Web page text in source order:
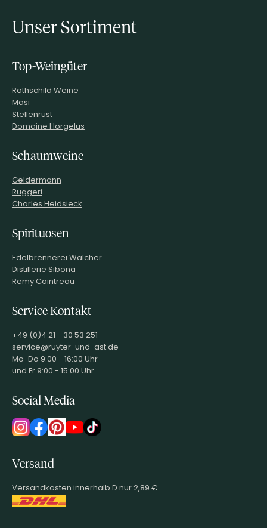
Unser Sortiment
Top-Weingüter
Rothschild Weine
Masi
Stellenrust
Domaine Horgelus
Schaumweine
Geldermann
Ruggeri
Charles Heidsieck
Spirituosen
Edelbrennerei Walcher
Distillerie Sibona
Remy Cointreau
Service Kontakt
+49 (0)4 21 - 30 53 251
service@ruyter-und-ast.de
Mo-Do 9:00 - 16:00 Uhr
und Fr 9:00 - 15:00 Uhr
Social Media
Versand
Versandkosten innerhalb D nur 2,89 €